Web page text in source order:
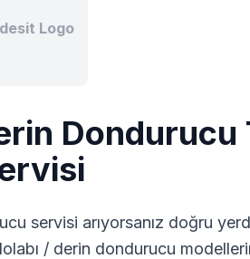
Logo
Dondurucu
servisi arıyorsanız doğru
/ derin dondurucu